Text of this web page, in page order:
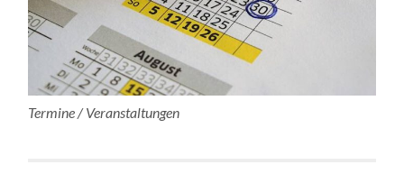
Termine / Veranstaltungen